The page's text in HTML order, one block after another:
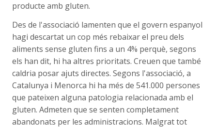
producte amb gluten.
Des de l'associació lamenten que el govern espanyol
hagi descartat un cop més rebaixar el preu dels
aliments sense gluten fins a un 4% perquè, segons
els han dit, hi ha altres prioritats. Creuen que també
caldria posar ajuts directes. Segons l'associació, a
Catalunya i Menorca hi ha més de 541.000 persones
que pateixen alguna patologia relacionada amb el
gluten. Admeten que se senten completament
abandonats per les administracions. Malgrat tot